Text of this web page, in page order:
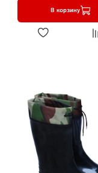
В корзину